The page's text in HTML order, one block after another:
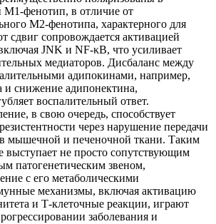
М1-фенотип, в отличие от
М2-фенотипа, характерного для
сдвиг сопровождается активацией
JNK и NF-κB, что усиливает
медиаторов. Дисбаланс между
адипокинами, например,
снижение адипонектина,
воспалительный ответ.
в свою очередь, способствует
через нарушение передачи
мышечной и печеночной ткани. Таким
выступает не просто сопутствующим
патогенетическим звеном,
с его метаболическими
механизмы, включая активацию
и Т-клеточные реакции, играют
заболевания и